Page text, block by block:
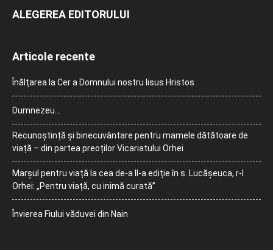
ALEGEREA EDITORULUI
Articole recente
Înălțarea la Cer a Domnului nostru Iisus Hristos
Dumnezeu…
Recunoștință și binecuvântare pentru mamele dătătoare de
viață – din partea preoților Vicariatului Orhei
Marșul pentru viață la cea de-a II-a ediție în s. Lucășeuca, r-l
Orhei: „Pentru viață, cu inimă curată”
Învierea Fiului văduvei din Nain